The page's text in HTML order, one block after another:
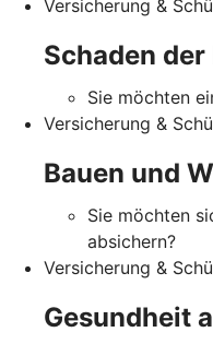
Versicherung &
Schaden
Sie möchten
Versicherung &
Bauen und
Sie möchten
absichern?
Versicherung &
Gesundheit